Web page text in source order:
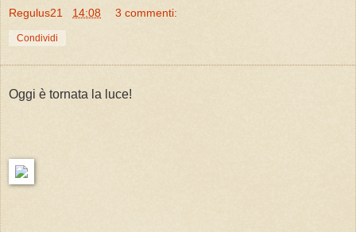
Regulus21 14:08 3 commenti:
Condividi
Oggi è tornata la luce!